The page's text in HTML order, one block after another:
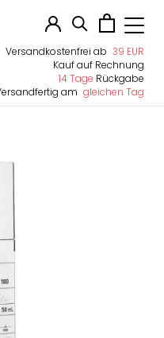
Versandkostenfrei ab 39 EUR
Kauf auf Rechnung
14 Tage Rückgabe
am gleichen Tag